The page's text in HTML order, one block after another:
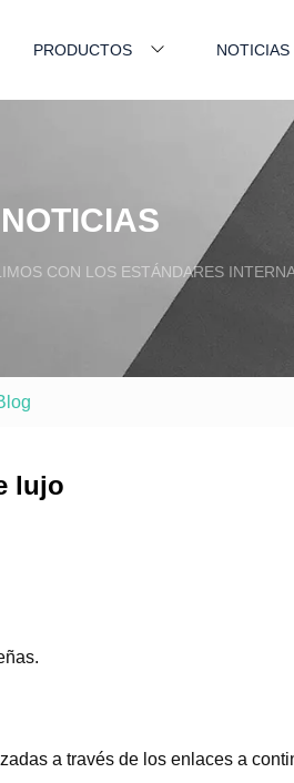
PRODUCTOS NOTICIAS
CON LOS ESTÁNDARES
lujo
a través de los enlaces a